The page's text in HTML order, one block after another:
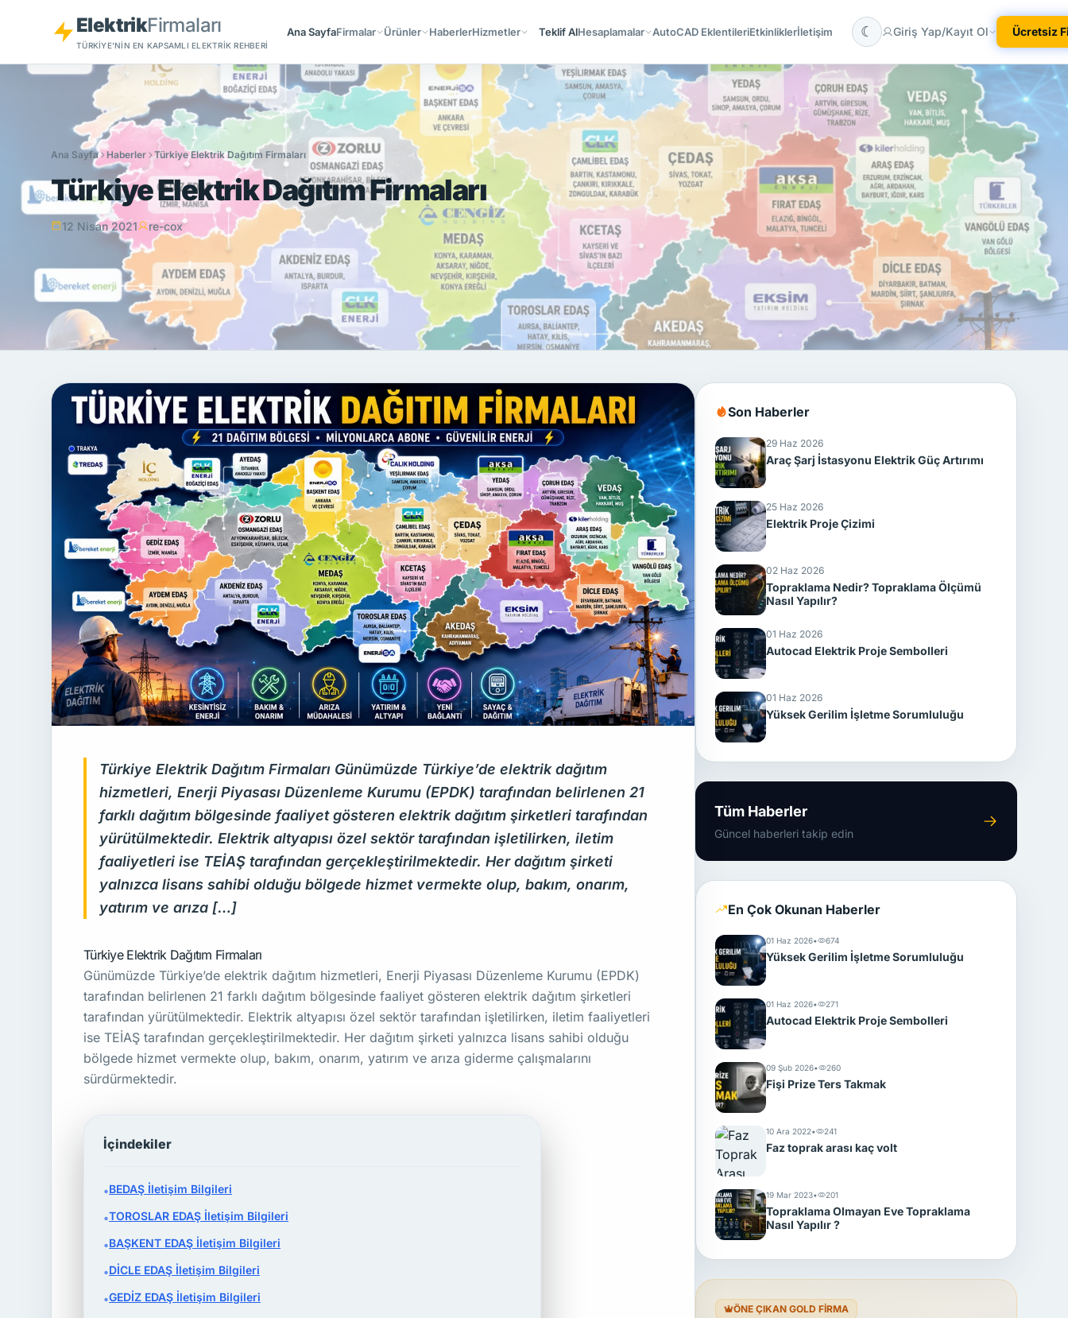
ElektrikFirmaları
TÜRKIYE'NIN EN KAPSAMLI ELEKTRIK REHBERI
Ana SayfaFirmalar Ürünler HaberlerHizmetler Teklif AlHesaplamalar AutoCAD EklentileriEtkinliklerİletişim ☾ Giriş Yap/Kayıt Ol Ücretsiz
Ana Sayfa Haberler Türkiye Elektrik Dağıtım Firmaları
Türkiye Elektrik Dağıtım Firmaları
12 Nisan 2021 re-cox
Türkiye Elektrik Dağıtım Firmaları Günümüzde Türkiye’de elektrik dağıtım
hizmetleri, Enerji Piyasası Düzenleme Kurumu (EPDK) tarafından belirlenen 21
farklı dağıtım bölgesinde faaliyet gösteren elektrik dağıtım şirketleri tarafından
yürütülmektedir. Elektrik altyapısı özel sektör tarafından işletilirken, iletim
faaliyetleri ise TEİAŞ tarafından gerçekleştirilmektedir. Her dağıtım şirketi
yalnızca lisans sahibi olduğu bölgede hizmet vermekte olup, bakım, onarım,
yatırım ve arıza […]
Türkiye Elektrik Dağıtım Firmaları
Günümüzde Türkiye’de elektrik dağıtım hizmetleri, Enerji Piyasası Düzenleme Kurumu (EPDK)
tarafından belirlenen 21 farklı dağıtım bölgesinde faaliyet gösteren elektrik dağıtım şirketleri
tarafından yürütülmektedir. Elektrik altyapısı özel sektör tarafından işletilirken, iletim faaliyetleri
ise TEİAŞ tarafından gerçekleştirilmektedir. Her dağıtım şirketi yalnızca lisans sahibi olduğu
bölgede hizmet vermekte olup, bakım, onarım, yatırım ve arıza giderme çalışmalarını
sürdürmektedir.
İçindekiler
•BEDAŞ İletişim Bilgileri
•TOROSLAR EDAŞ İletişim Bilgileri
•BAŞKENT EDAŞ İletişim Bilgileri
•DİCLE EDAŞ İletişim Bilgileri
•GEDİZ EDAŞ İletişim Bilgileri
Son Haberler
29 Haz 2026
Araç Şarj İstasyonu Elektrik Güç Artırımı
25 Haz 2026
Elektrik Proje Çizimi
02 Haz 2026
Topraklama Nedir? Topraklama Ölçümü
Nasıl Yapılır?
01 Haz 2026
Autocad Elektrik Proje Sembolleri
01 Haz 2026
Yüksek Gerilim İşletme Sorumluluğu
Tüm Haberler
Güncel haberleri takip edin
En Çok Okunan Haberler
01 Haz 2026• 674
Yüksek Gerilim İşletme Sorumluluğu
01 Haz 2026• 271
Autocad Elektrik Proje Sembolleri
09 Şub 2026• 260
Fişi Prize Ters Takmak
10 Ara 2022• 241
Faz toprak arası kaç volt
19 Mar 2023• 201
Topraklama Olmayan Eve Topraklama
Nasıl Yapılır ?
ÖNE ÇIKAN GOLD FİRMA